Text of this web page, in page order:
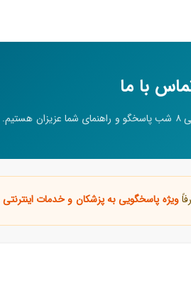
با ما
ویژه پاسخگویی به پزشکان و خدمات اینترنتی